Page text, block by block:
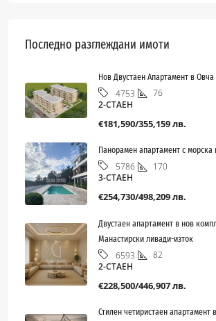
Последно разглеждани имоти
Нов Двустаен Апартамент в Овча
4753
76
2-СТАЕН
€181,590/355,159 лв.
Панорамен апартамент с морска
5786
170
3-СТАЕН
€254,730/498,209 лв.
Двустаен апартамент в нов
Манастирски ливади-изток
6593
82
2-СТАЕН
€228,500/446,907 лв.
Стилен четиристаен апартамент